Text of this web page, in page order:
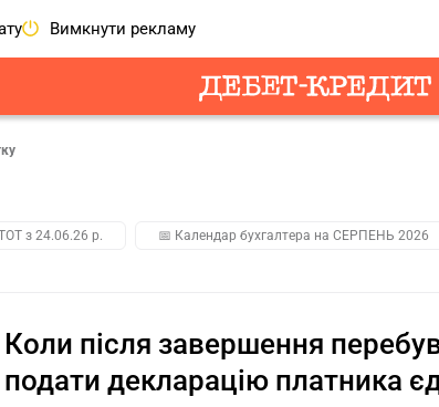
Вимкнути рекламу
з 24.06.26 р. 📅 Календар бухгалтера на СЕРПЕНЬ 2026
Коли після завершення
подати декларацію платника